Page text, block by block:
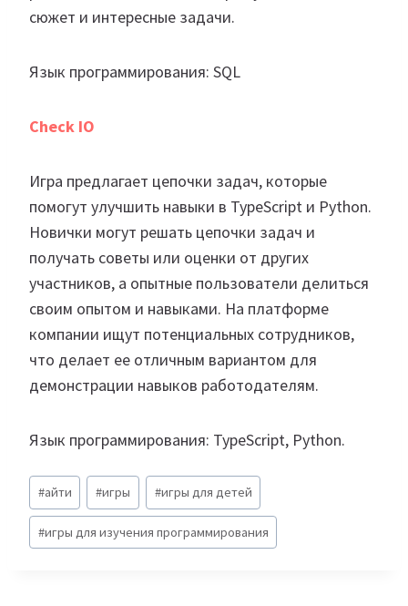
сюжет и интересные задачи.
Язык программирования: SQL
Check IO
Игра предлагает цепочки задач, которые
помогут улучшить навыки в TypeScript и Python.
Новички могут решать цепочки задач и
получать советы или оценки от других
участников, а опытные пользователи делиться
своим опытом и навыками. На платформе
компании ищут потенциальных сотрудников,
что делает ее отличным вариантом для
демонстрации навыков работодателям.
Язык программирования: TypeScript, Python.
Метки
записи:
#айти #игры #игры для детей
#игры для изучения программирования